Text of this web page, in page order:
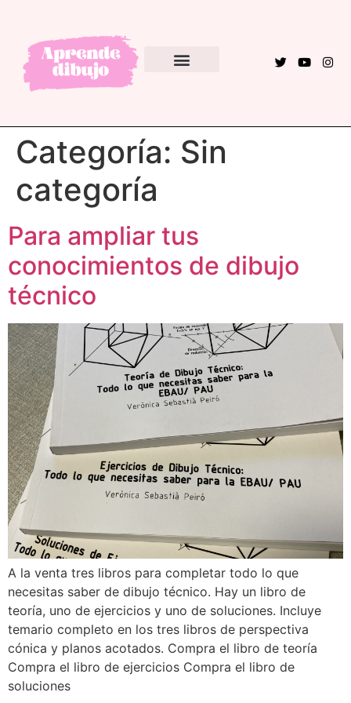
Categoría: Sin
categoría
Para ampliar tus
conocimientos de dibujo
técnico
A la venta tres libros para completar todo lo que
necesitas saber de dibujo técnico. Hay un libro de
teoría, uno de ejercicios y uno de soluciones. Incluye
temario completo en los tres libros de perspectiva
cónica y planos acotados. Compra el libro de teoría
Compra el libro de ejercicios Compra el libro de
soluciones